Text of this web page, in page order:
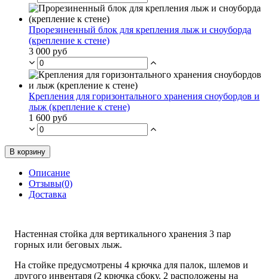
Прорезиненный блок для крепления лыж и сноуборда
(крепление к стене)
3 000 руб
Крепления для горизонтального хранения сноубордов и
лыж (крепление к стене)
1 600 руб
В корзину
Описание
Отзывы(0)
Доставка
Настенная стойка для вертикального хранения 3 пар
горных или беговых лыж.
На стойке предусмотрены 4 крючка для палок, шлемов и
другого инвентаря (2 крючка сбоку, 2 расположены на